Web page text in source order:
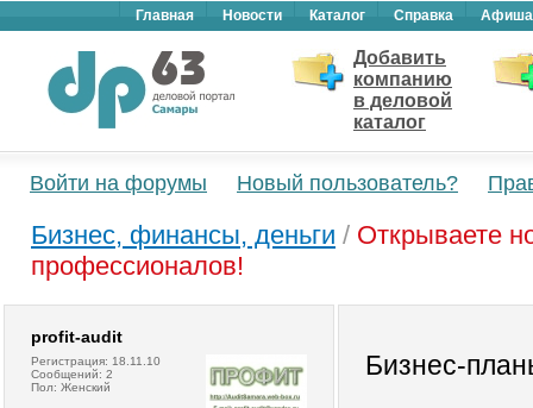
Главная Новости Каталог Справка Афиша
Добавить
компанию
в деловой
каталог
Войти на форумы Новый пользователь?
Бизнес, финансы, деньги / Открываете
профессионалов!
profit-audit
Регистрация: 18.11.10
Сообщений: 2
Пол: Женский
Бизнес-